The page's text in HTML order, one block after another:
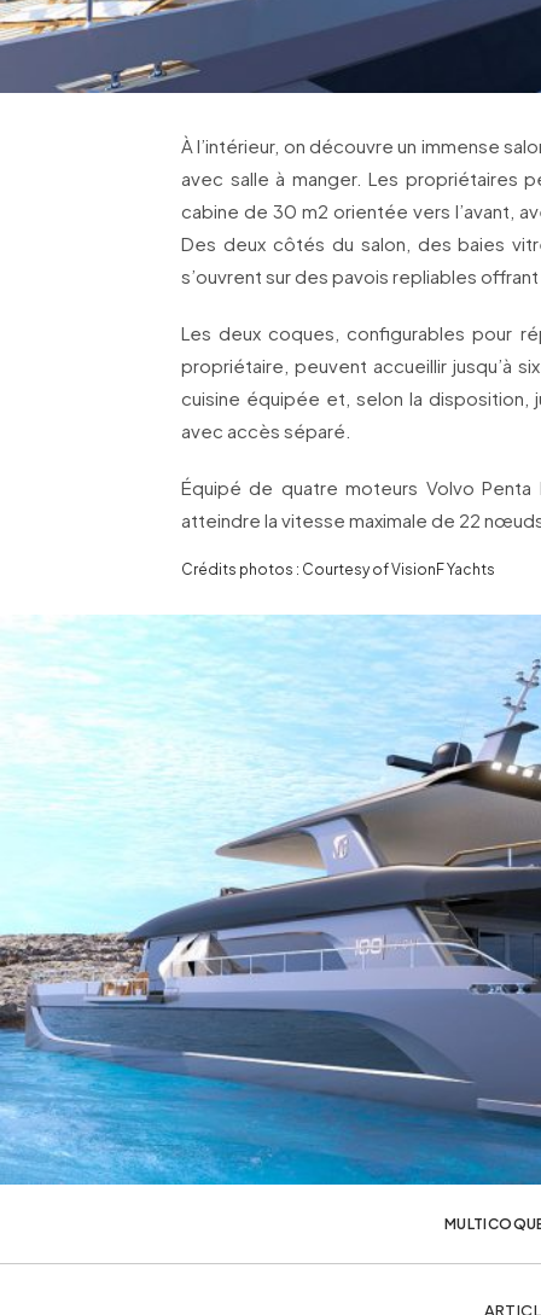
À l’intérieur, on découvre un immense
avec salle à manger. Les propriétaires
cabine de 30 m2 orientée vers l’avant,
Des deux côtés du salon, des baies
s’ouvrent sur des pavois repliables
Les deux coques, configurables pour
propriétaire, peuvent accueillir jusqu’à
cuisine équipée et, selon la disposition,
avec accès séparé.
Équipé de quatre moteurs Volvo Penta
atteindre la vitesse maximale de 22
Crédits photos : Courtesy of VisionF Yachts